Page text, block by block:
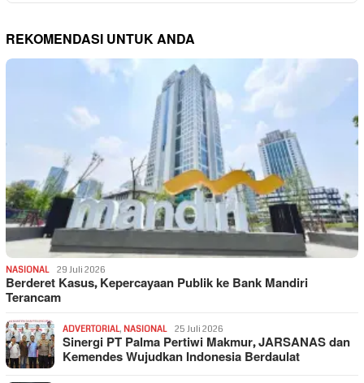
REKOMENDASI UNTUK ANDA
NASIONAL 29 Juli 2026
Berderet Kasus, Kepercayaan Publik ke Bank Mandiri
Terancam
ADVERTORIAL, NASIONAL 25 Juli 2026
Sinergi PT Palma Pertiwi Makmur, JARSANAS dan
Kemendes Wujudkan Indonesia Berdaulat